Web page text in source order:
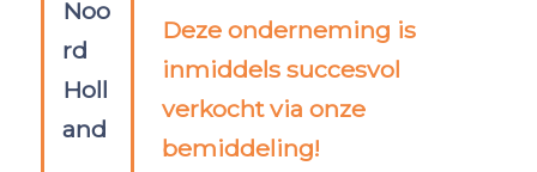
Noo
rd
Holl
and
Deze onderneming is
inmiddels succesvol
verkocht via onze
bemiddeling!